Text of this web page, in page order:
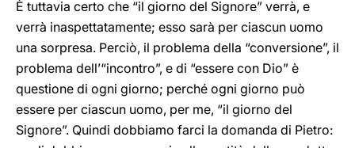
È tuttavia certo che “il giorno del Signore” verrà, e
verrà inaspettatamente; esso sarà per ciascun uomo
una sorpresa. Perciò, il problema della “conversione”, il
problema dell’“incontro”, e di “essere con Dio” è
questione di ogni giorno; perché ogni giorno può
essere per ciascun uomo, per me, “il giorno del
Signore”. Quindi dobbiamo farci la domanda di Pietro: